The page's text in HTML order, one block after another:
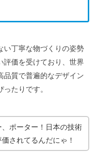
い丁寧な物づくりの姿勢
評価を受けており、世界
品質で普遍的なデザイン
たりです。
ポーター！日本の技術
されてるんだにゃ！